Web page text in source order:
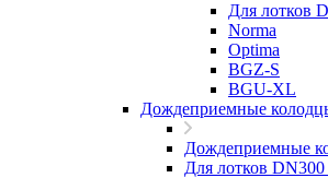
Для лотков
Norma
Optima
BGZ-S
BGU-XL
Дождеприемные
Дождеприемные
Для лотков DN300